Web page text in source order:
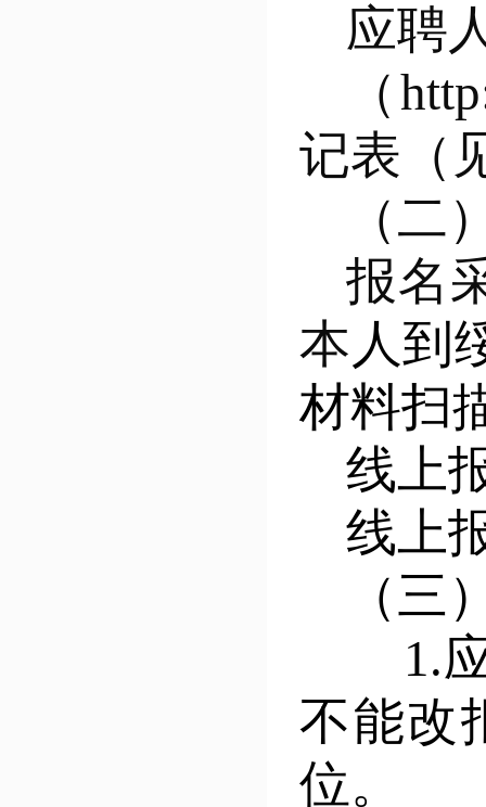
应聘
（
记表（
（二
报名
本 人到
材料扫
线上
线上
（三
1.应
不能改
位。